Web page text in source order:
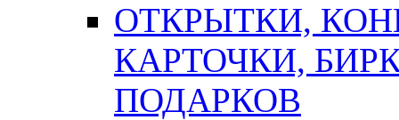
ОТКРЫТКИ,
КАРТОЧКИ,
ПОДАРКОВ